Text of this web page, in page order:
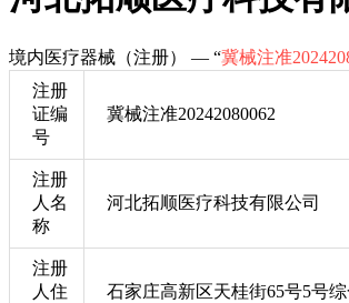
境内医疗器械（注册） — “冀械注准
注册
证编
号
冀械注准20242080062
注册
人名
称
河北拓顺医疗科技有限公司
注册
人住
石家庄高新区天桂街65号5号